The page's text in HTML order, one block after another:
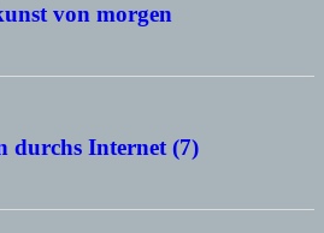
von morgen
durchs Internet (7)